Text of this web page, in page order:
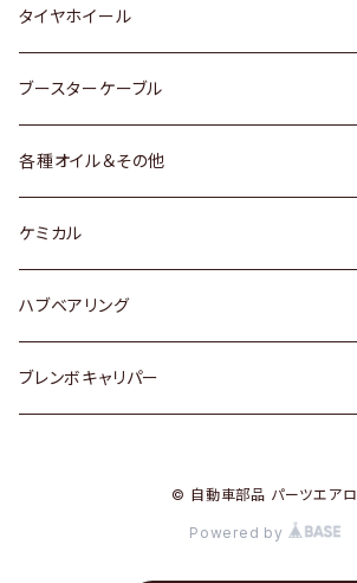
スバル
レクサス
三菱
スバル
ダイハツ
マツダ
三菱
スバル
ダイハツ
スバル
日産
ダイハツ
マツダ
日産
ダイハツ
マツダ
スバル
マツダ
タイヤホイール
トヨタ
ホンダ
スズキ
日産
ダイハツ
ブースターケーブル
各種オイル＆その他
ディーデル洗浄添加剤
ケミカル
ハブベアリング
トヨタ
ブレンボキャリパー
© 自動車部品 パーツエアロ
Powered by